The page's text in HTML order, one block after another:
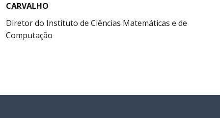
CARVALHO
Diretor do Instituto de Ciências Matemáticas e de
Computação